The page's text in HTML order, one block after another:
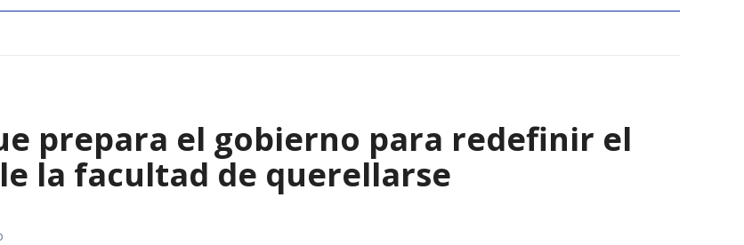
prepara el gobierno para redefinir el
la facultad de querellarse